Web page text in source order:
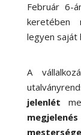
Február 6-
keretében
legyen saját
A
jelenlét
megjelenés